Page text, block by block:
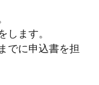
します。
でに申込書を担